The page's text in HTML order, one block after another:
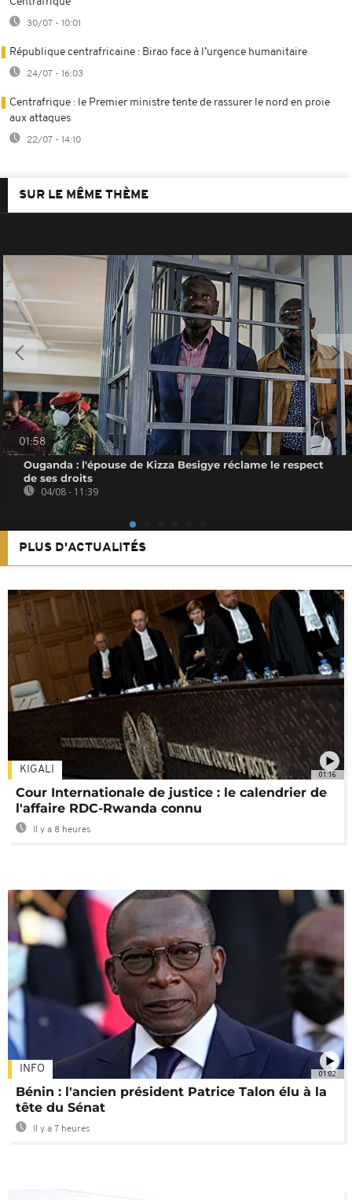
30/07 - 10:01
République centrafricaine : Birao face à l’urgence humanitaire
24/07 - 16:03
Centrafrique : le Premier ministre tente de rassurer le nord en proie
aux attaques
22/07 - 14:10
SUR LE MÊME THÈME
01:58
Ouganda : l'épouse de Kizza Besigye réclame le respect
de ses droits
04/08 - 11:39
PLUS D'ACTUALITÉS
01:16
KIGALI
Cour Internationale de justice : le calendrier de
l'affaire RDC-Rwanda connu
Il y a 8 heures
01:02
INFO
Bénin : l'ancien président Patrice Talon élu à la
tête du Sénat
Il y a 7 heures